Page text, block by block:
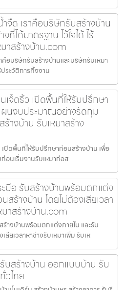
จืด เราคือบริษัทรับสร้างบ้าน
ที่ได้มาตรฐาน ไว้ใจได้ ไร้
าสร้างบ้าน.com
อบริษัทรับสร้างบ้านและบริษัทรับเหมา
ประวัติการทิ้งงาน
เจ็ดริ้ว เปิดพื้นที่ให้รับปรึกษา
ผนงบประมาณอย่างรัดกุม
างบ้าน รับเหมาสร้าง
ปิดพื้นที่ให้รับปรึกษาก่อนสร้างบ้าน เพื่อ
อนเริ่มงานรับเหมาก่อส
บือ รับสร้างบ้านพร้อมตกแต่ง
ร้างบ้าน โดยไม่ต้องเสียเวลา
มาสร้างบ้าน.com
างบ้านพร้อมตกแต่งภายใน และรับ
ยเวลาหาช่างรับเหมาเพิ่ม รับเห
บสร้างบ้าน ออกแบบบ้าน รับ
วไทย